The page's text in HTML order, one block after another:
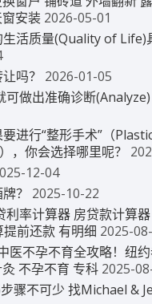
安装 2026-05-01
生活质量(Quality of Life)
吗？ 2026-01-05
可做出准确诊断
要进行“整形手术”（
，你会选择哪里呢？
12-04
？ 2025-10-22
利率计算器 房贷款计算
前还款 有明细 2025-
医不孕不育全攻略！纽
不孕不育 专科 2025-
骤不可少 找Michael &